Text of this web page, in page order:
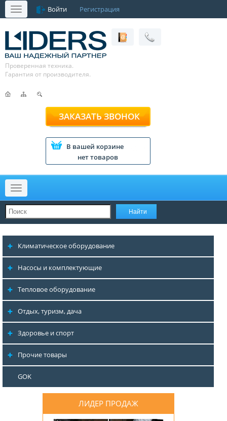
Меню Войти Регистрация
Проверенная техника.
Гарантия от производителя.
ЗАКАЗАТЬ ЗВОНОК
В вашей корзине
нет товаров
Меню
Климатическое оборудование
Насосы и комплектующие
Тепловое оборудование
Отдых, туризм, дача
Здоровье и спорт
Прочие товары
GOK
ЛИДЕР ПРОДАЖ